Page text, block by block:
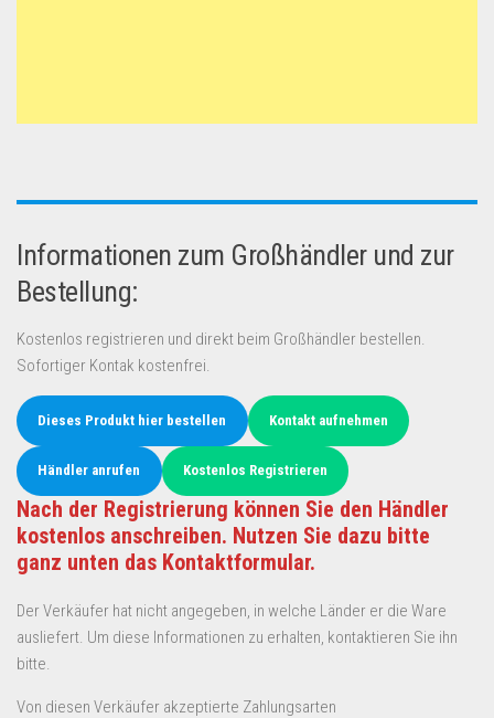
Informationen zum Großhändler und zur
Bestellung:
Kostenlos registrieren und direkt beim Großhändler bestellen.
Sofortiger Kontak kostenfrei.
Dieses Produkt hier bestellen Kontakt aufnehmen
Händler anrufen Kostenlos Registrieren
Nach der Registrierung können Sie den Händler
kostenlos anschreiben. Nutzen Sie dazu bitte
ganz unten das Kontaktformular.
Der Verkäufer hat nicht angegeben, in welche Länder er die Ware
ausliefert. Um diese Informationen zu erhalten, kontaktieren Sie ihn
bitte.
Von diesen Verkäufer akzeptierte Zahlungsarten